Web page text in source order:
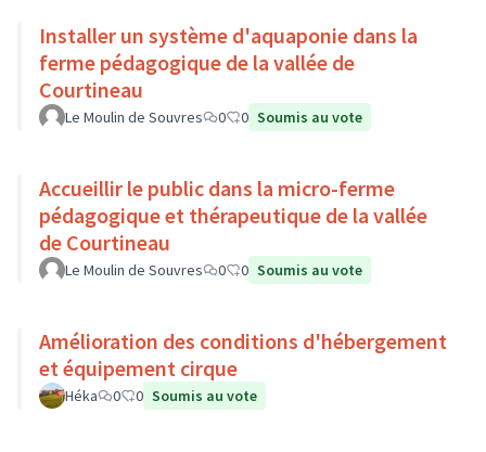
Installer un système d'aquaponie dans la
ferme pédagogique de la vallée de
Courtineau
Le Moulin de Souvres 0 0 Soumis au vote
Accueillir le public dans la micro-ferme
pédagogique et thérapeutique de la vallée
de Courtineau
Le Moulin de Souvres 0 0 Soumis au vote
Amélioration des conditions d'hébergement
et équipement cirque
Héka 0 0 Soumis au vote